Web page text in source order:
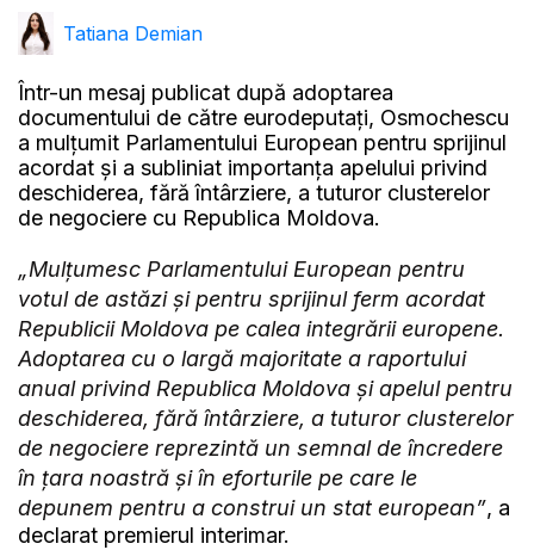
Tatiana Demian
Într-un mesaj publicat după adoptarea
documentului de către eurodeputați, Osmochescu
a mulțumit Parlamentului European pentru sprijinul
acordat și a subliniat importanța apelului privind
deschiderea, fără întârziere, a tuturor clusterelor
de negociere cu Republica Moldova.
„Mulțumesc Parlamentului European pentru
votul de astăzi și pentru sprijinul ferm acordat
Republicii Moldova pe calea integrării europene.
Adoptarea cu o largă majoritate a raportului
anual privind Republica Moldova și apelul pentru
deschiderea, fără întârziere, a tuturor clusterelor
de negociere reprezintă un semnal de încredere
în țara noastră și în eforturile pe care le
depunem pentru a construi un stat european”, a
declarat premierul interimar.